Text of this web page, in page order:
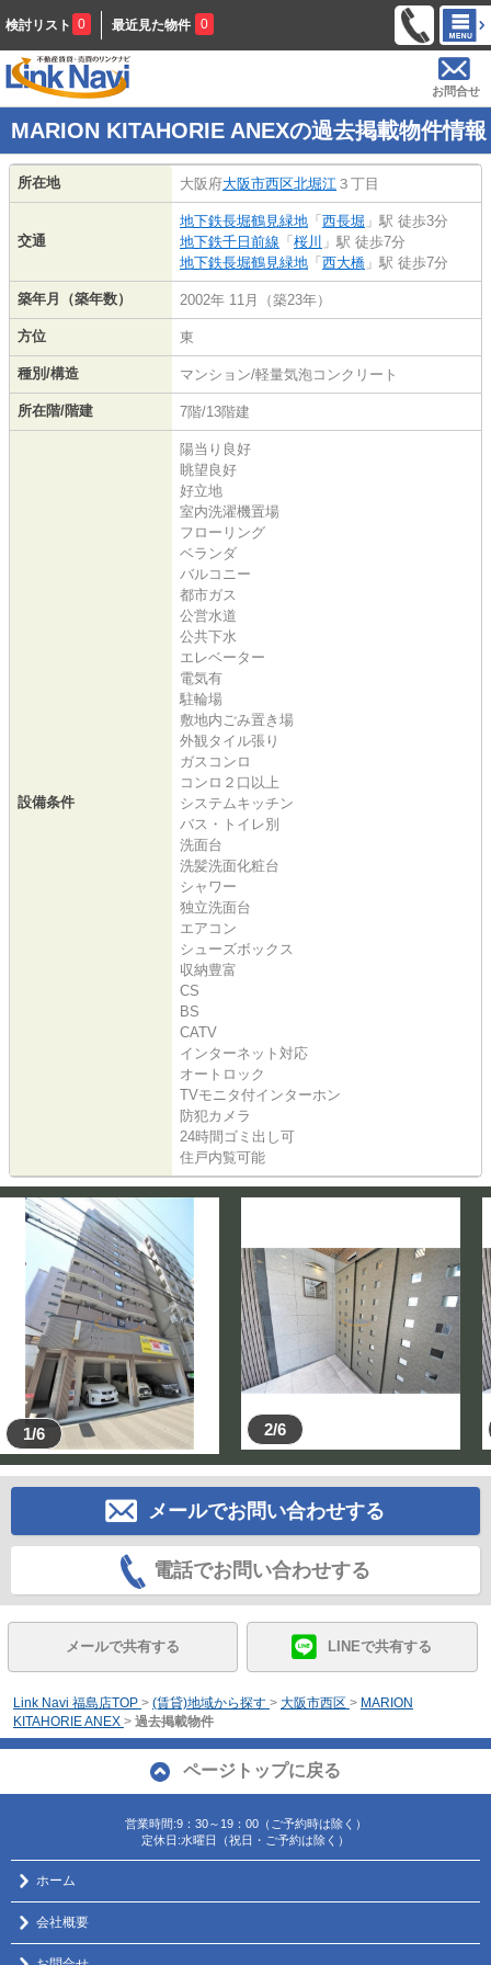
検討リスト 0 最近見た物件 0
お問合せ
MARION KITAHORIE ANEXの過去掲載物件情報
所在地 大阪府大阪市西区北堀江 ３丁目
交通
地下鉄長堀鶴見緑地 「 西長堀 」駅 徒歩3分
地下鉄千日前線 「 桜川 」駅 徒歩7分
地下鉄長堀鶴見緑地 「 西大橋 」駅 徒歩7分
築年月（築年数） 2002年 11月（築23年）
方位 東
種別/構造 マンション/軽量気泡コンクリート
所在階/階建 7階/13階建
設備条件
陽当り良好
眺望良好
好立地
室内洗濯機置場
フローリング
ベランダ
バルコニー
都市ガス
公営水道
公共下水
エレベーター
電気有
駐輪場
敷地内ごみ置き場
外観タイル張り
ガスコンロ
コンロ２口以上
システムキッチン
バス・トイレ別
洗面台
洗髪洗面化粧台
シャワー
独立洗面台
エアコン
シューズボックス
収納豊富
CS
BS
CATV
インターネット対応
オートロック
TVモニタ付インターホン
防犯カメラ
24時間ゴミ出し可
住戸内覧可能
1/6 2/6
メールでお問い合わせする
電話でお問い合わせする
メールで共有する LINEで共有する
Link Navi 福島店TOP > (賃貸)地域から探す > 大阪市西区 > MARION
KITAHORIE ANEX > 過去掲載物件
ページトップに戻る
営業時間:9：30～19：00（ご予約時は除く）
定休日:水曜日（祝日・ご予約は除く）
ホーム
会社概要